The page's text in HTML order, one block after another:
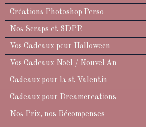
Créations Photoshop Perso
Nos Scraps et SDPR
Vos Cadeaux pour Halloween
Vos Cadeaux Noël / Nouvel An
Cadeaux pour la st Valentin
Cadeaux pour Dreamcreations
Nos Prix, nos Récompenses